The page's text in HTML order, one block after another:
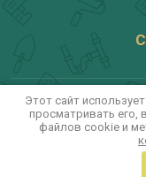
Реклама в
Этот сайт
просматривать его,
файлов cookie и